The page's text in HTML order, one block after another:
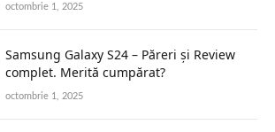
octombrie 1, 2025
Samsung Galaxy S24 – Păreri și Review
complet. Merită cumpărat?
octombrie 1, 2025